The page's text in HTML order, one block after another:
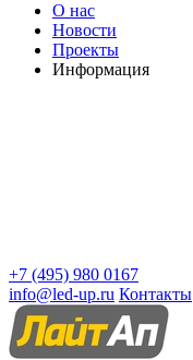
О нас
Новости
Проекты
Информация
+7 (495) 980 0167
info@led-up.ru Контакты